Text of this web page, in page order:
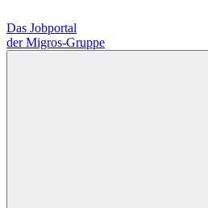
Das Jobportal
der Migros-Gruppe